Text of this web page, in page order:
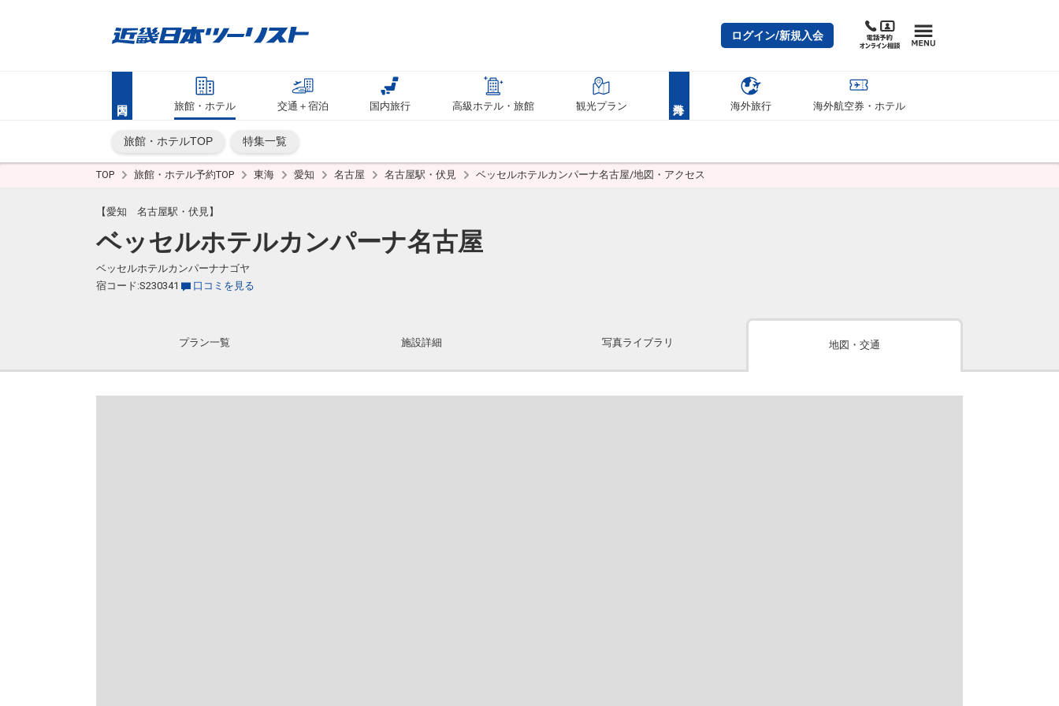
ログイン/新規入会
旅館・ホテル 交通＋宿泊 国内旅行 高級ホテル・旅館 観光プラン 海外旅行 海外航空券・ホテル
旅館・ホテルTOP 特集一覧
TOP 旅館・ホテル予約TOP 東海 愛知 名古屋 名古屋駅・伏見 ベッセルホテルカンパーナ名古屋/地図・アクセス
【愛知 名古屋駅・伏見】
ベッセルホテルカンパーナ名古屋
ベッセルホテルカンパーナナゴヤ
宿コード:S230341
口コミを見る
プラン一覧 施設詳細 写真ライブラリ 地図・交通